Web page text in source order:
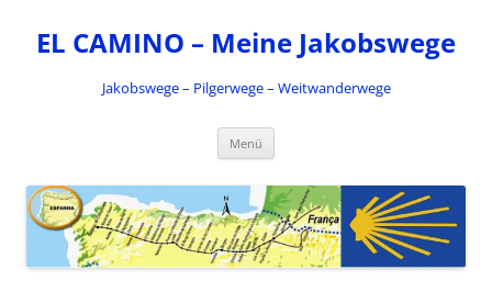
springen
EL CAMINO – Meine Jakobswege
Jakobswege – Pilgerwege – Weitwanderwege
Menü